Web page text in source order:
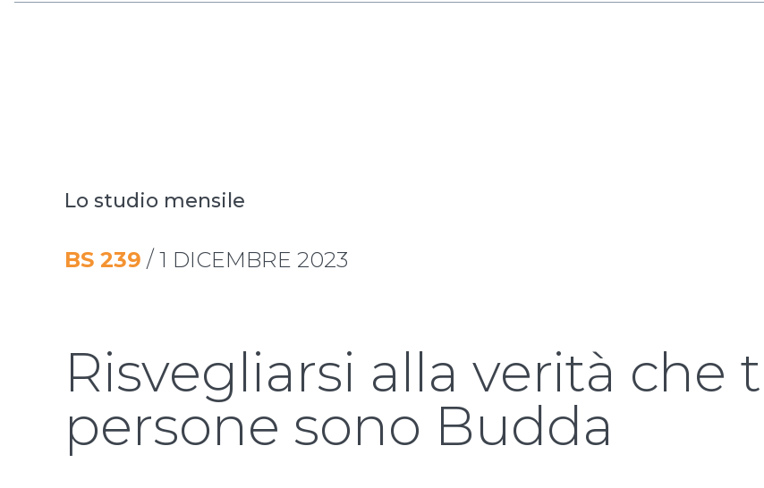
Lo studio mensile
BS 239 / 1 DICEMBRE 2023
Risvegliarsi alla verità che
persone sono Budda